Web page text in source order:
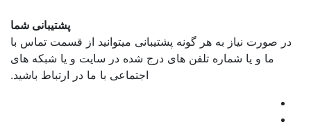
پشتیبانی شما
در صورت نیاز به هر گونه پشتیبانی میتوانید از قسمت تماس با
ما و یا شماره تلفن های درج شده در سایت و یا شبکه های
اجتماعی با ما در ارتباط باشید.